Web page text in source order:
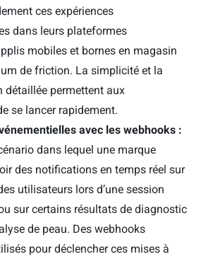
ces expériences
dans leurs plateformes
mobiles et bornes en magasin
de friction. La simplicité et la
détaillée permettent aux
se lancer rapidement.
avec les webhooks :
dans lequel une marque
des notifications en temps réel sur
utilisateurs lors d’une session
sur certains résultats de diagnostic
de peau. Des webhooks
pour déclencher ces mises à